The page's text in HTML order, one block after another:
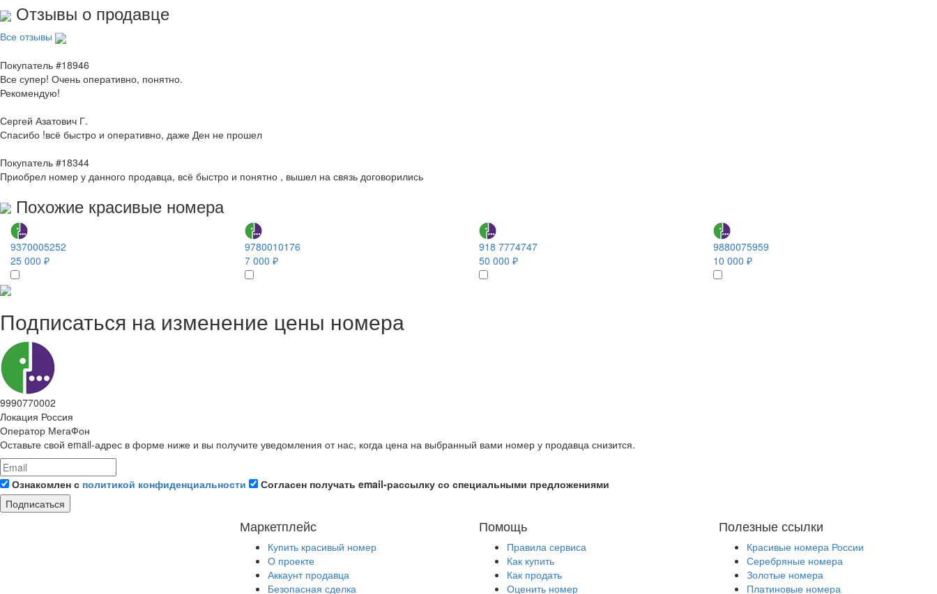
Отзывы о продавце
Все отзывы
Покупатель #18946
Все супер! Очень оперативно, понятно.
Рекомендую!
Сергей Азатович Г.
Спасибо !всё быстро и оперативно, даже Ден не прошел
Покупатель #18344
Приобрел номер у данного продавца, всё быстро и понятно , вышел на связь договорились
Похожие красивые номера
9370005252
25 000 ₽
9780010176
7 000 ₽
918 7774747
50 000 ₽
9880075959
10 000 ₽
Подписаться на изменение цены номера
9990770002
Локация Россия
Оператор МегаФон
Оставьте свой email-адрес в форме ниже и вы получите уведомления от нас, когда цена на выбранный вами номер у продавца снизится.
Ознакомлен с политикой конфиденциальности
Согласен получать email-рассылку со специальными предложениями
Подписаться
Маркетплейс
Купить красивый номер
О проекте
Аккаунт продавца
Безопасная сделка
Помощь
Правила сервиса
Как купить
Как продать
Оценить номер
Полезные ссылки
Красивые номера России
Серебряные номера
Золотые номера
Платиновые номера